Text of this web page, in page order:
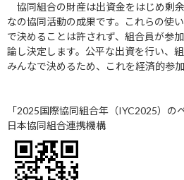
協同組合の財産は出資金をはじめ剰
なの協同活動の成果です。これらの使
で決めることは許されず、組合員が参
論し決定します。公平な出資を行い、
みんなで決めるため、これを経済的参加
「2025国際協同組合年（IYC2025）の
日本協同組合連携機構